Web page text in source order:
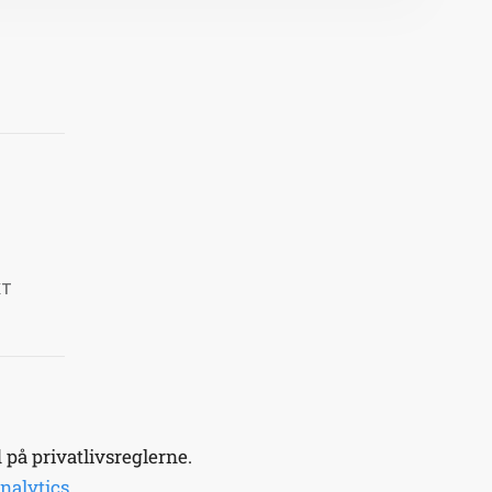
på privatlivsreglerne.